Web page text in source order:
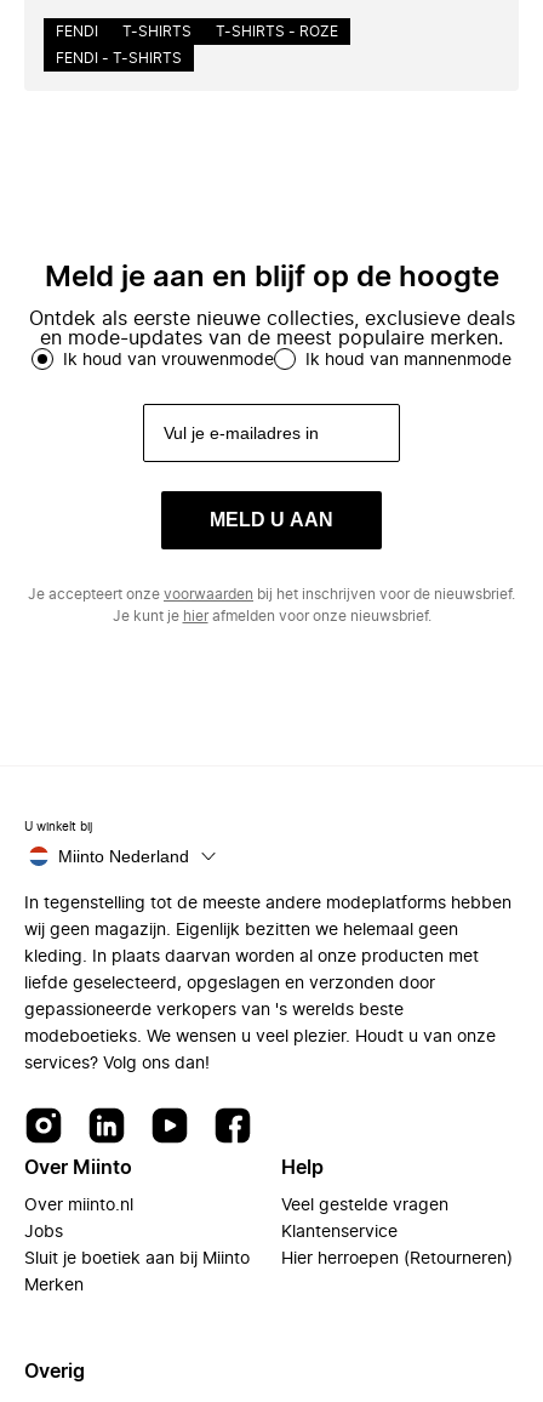
FENDI T-SHIRTS
T-SHIRTS - ROZE
FENDI - T-SHIRTS
Meld je aan en blijf op de hoogte
Ontdek als eerste nieuwe collecties, exclusieve deals
en mode-updates van de meest populaire merken.
Ik houd van vrouwenmode Ik houd van mannenmode
MELD U AAN
Je accepteert onze voorwaarden bij het inschrijven voor de nieuwsbrief.
Je kunt je hierafmelden voor onze nieuwsbrief.
U winkelt bij
Miinto Nederland
In tegenstelling tot de meeste andere modeplatforms hebben
wij geen magazijn. Eigenlijk bezitten we helemaal geen
kleding. In plaats daarvan worden al onze producten met
liefde geselecteerd, opgeslagen en verzonden door
gepassioneerde verkopers van 's werelds beste
modeboetieks. We wensen u veel plezier. Houdt u van onze
services? Volg ons dan!
Over Miinto
Over miinto.nl
Jobs
Sluit je boetiek aan bij Miinto
Merken
Help
Veel gestelde vragen
Klantenservice
Hier herroepen (Retourneren)
Overig